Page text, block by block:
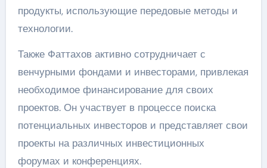
продукты, использующие передовые методы и
технологии.
Также Фаттахов активно сотрудничает с
венчурными фондами и инвесторами, привлекая
необходимое финансирование для своих
проектов. Он участвует в процессе поиска
потенциальных инвесторов и представляет свои
проекты на различных инвестиционных
форумах и конференциях.